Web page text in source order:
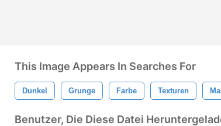
This Image Appears In Searches For
Dunkel Grunge Farbe Texturen
Benutzer, Die Diese Datei